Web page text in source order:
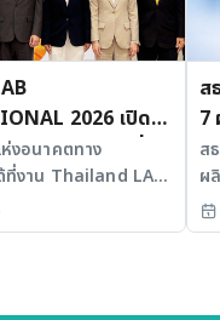
2026 เปิด
งานใหญ่ ขับเคลื่อน
งนวัตกรรมอาเซียน
งอนาคตทาง
ที่งาน Thailand LAB
2026
ส
7
ม
ส
ผ
ป